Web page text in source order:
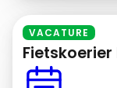
VACATURE
Fietskoerier